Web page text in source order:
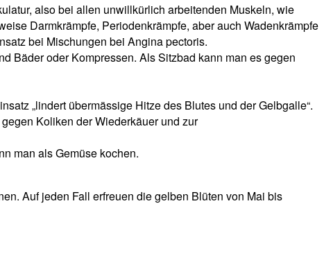
also bei allen unwillkürlich arbeitenden Muskeln, wie
Darmkrämpfe, Periodenkrämpfe, aber auch Wadenkrämpfe
bei Mischungen bei Angina pectoris.
Bäder oder Kompressen. Als Sitzbad kann man es gegen
„lindert übermässige Hitze des Blutes und der Gelbgalle“.
Koliken der Wiederkäuer und zur
man als Gemüse kochen.
Auf jeden Fall erfreuen die gelben Blüten von Mai bis